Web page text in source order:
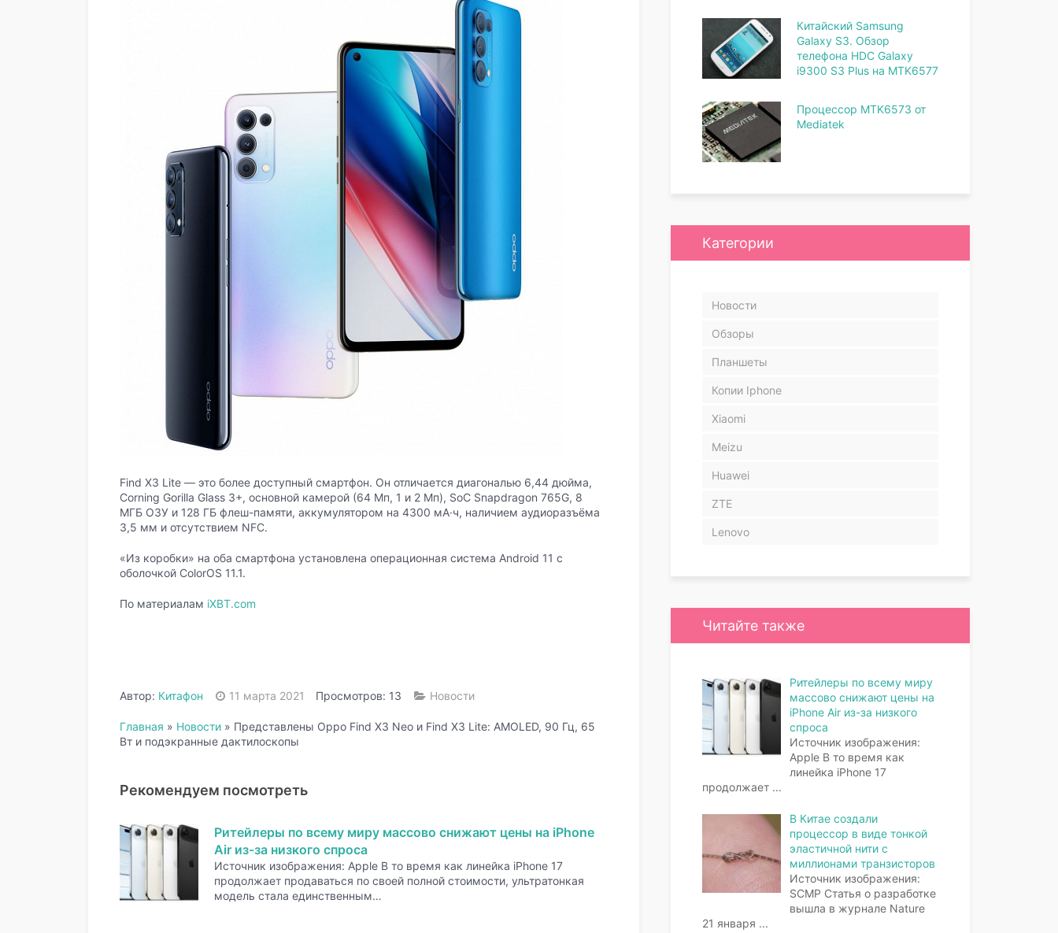
Find X3 Lite — это более доступный смартфон. Он отличается диагональю 6,44 дюйма,
Corning Gorilla Glass 3+, основной камерой (64 Мп, 1 и 2 Мп), SoC Snapdragon 765G, 8
МГБ ОЗУ и 128 ГБ флеш-памяти, аккумулятором на 4300 мА·ч, наличием аудиоразъёма
3,5 мм и отсутствием NFC.
«Из коробки» на оба смартфона установлена операционная система Android 11 с
оболочкой ColorOS 11.1.
По материалам iXBT.com
Автор: Китафон 11 марта 2021 Просмотров: 13 Новости
Главная » Новости » Представлены Oppo Find X3 Neo и Find X3 Lite: AMOLED, 90 Гц, 65
Вт и подэкранные дактилоскопы
Рекомендуем посмотреть
Ритейлеры по всему миру массово снижают цены на iPhone
Air из-за низкого спроса
Источник изображения: Apple В то время как линейка iPhone 17
продолжает продаваться по своей полной стоимости, ультратонкая
модель стала единственным…
Китайский Samsung
Galaxy S3. Обзор
телефона HDC Galaxy
i9300 S3 Plus на MTK6577
Процессор MTK6573 от
Mediatek
Категории
Новости
Обзоры
Планшеты
Копии Iphone
Xiaomi
Meizu
Huawei
ZTE
Lenovo
Читайте также
Ритейлеры по всему миру
массово снижают цены на
iPhone Air из-за низкого
спроса
Источник изображения:
Apple В то время как
линейка iPhone 17
продолжает ...
В Китае создали
процессор в виде тонкой
эластичной нити с
миллионами транзисторов
Источник изображения:
SCMP Статья о разработке
вышла в журнале Nature
21 января ...